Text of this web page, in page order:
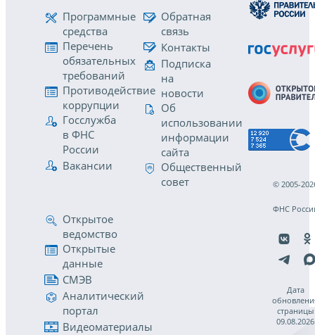
Программные
средства
Перечень
обязательных
требований
Противодействие
коррупции
Госслужба
в ФНС
России
Вакансии
Обратная
связь
Контакты
Подписка
на
новости
Об
использовании
информации
сайта
Общественный
совет
Открытое
ведомство
Открытые
данные
СМЭВ
Аналитический
портал
Видеоматериалы
© 2005-
ФНС
Дата
страницы
09.08.2026